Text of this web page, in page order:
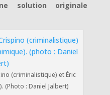
solution originale
(criminalistique) et Éric
(Photo : Daniel Jalbert)